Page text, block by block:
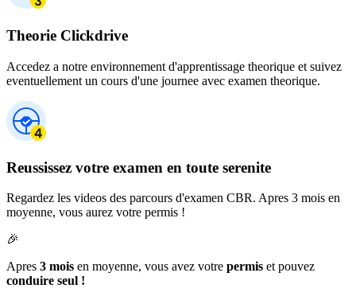
Theorie Clickdrive
Accedez a notre environnement d'apprentissage theorique et suivez
eventuellement un cours d'une journee avec examen theorique.
Reussissez votre examen en toute serenite
Regardez les videos des parcours d'examen CBR. Apres 3 mois en
moyenne, vous aurez votre permis !
🎉
Apres 3 mois en moyenne, vous avez votre permis et pouvez
conduire seul !